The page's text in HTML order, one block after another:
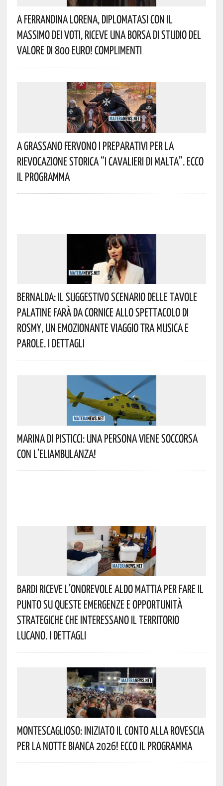
A Ferrandina Lorena, Diplomatasi Con Il
Massimo Dei Voti, Riceve Una Borsa Di Studio Del
Valore Di 800 Euro! Complimenti
A Grassano Fervono I Preparativi Per La
Rievocazione Storica “I CAVALIERI DI MALTA”. Ecco
Il Programma
Bernalda: Il Suggestivo Scenario Delle Tavole
Palatine Farà Da Cornice Allo Spettacolo Di
Rosmy, Un Emozionante Viaggio Tra Musica E
Parole. I Dettagli
Marina Di Pisticci: Una Persona Viene Soccorsa
Con L’eliambulanza!
Bardi Riceve L’onorevole Aldo Mattia Per Fare Il
Punto Su Queste Emergenze E Opportunità
Strategiche Che Interessano Il Territorio
Lucano. I Dettagli
Montescaglioso: Iniziato Il Conto Alla Rovescia
Per La Notte Bianca 2026! Ecco Il Programma